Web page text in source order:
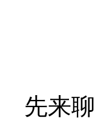
先来